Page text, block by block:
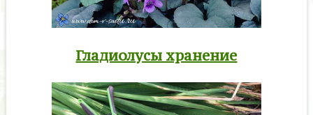
Гладиолусы хранение